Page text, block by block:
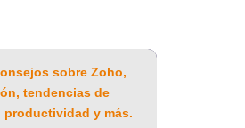
sobre Zoho,
tendencias de
productividad y más.